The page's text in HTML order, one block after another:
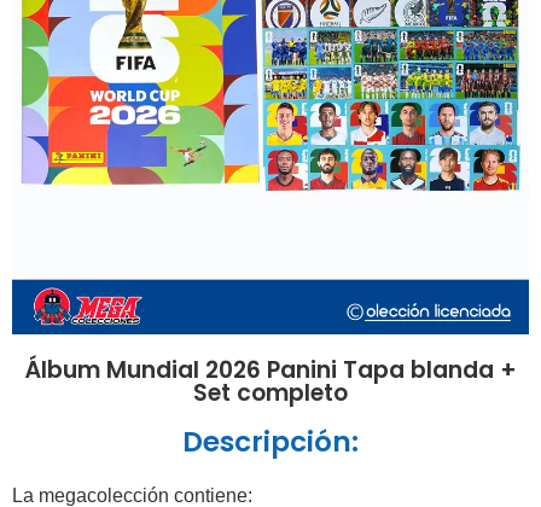
Álbum Mundial 2026 Panini Tapa blanda +
Set completo
Descripción:
La megacolección contiene: